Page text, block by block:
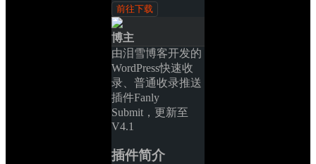
前往下载
博主
由泪雪博客开发的
WordPress快速收
录、普通收录推送
插件Fanly
Submit，更新至
V4.1
插件简介